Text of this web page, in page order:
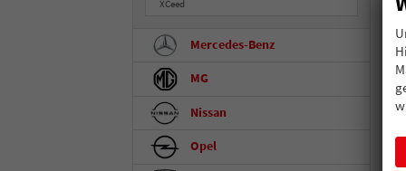
XCeed
Mercedes-Benz
MG
Nissan
Opel